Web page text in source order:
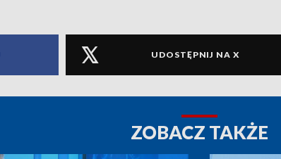
UDOSTĘPNIJ NA X
ZOBACZ TAKŻE